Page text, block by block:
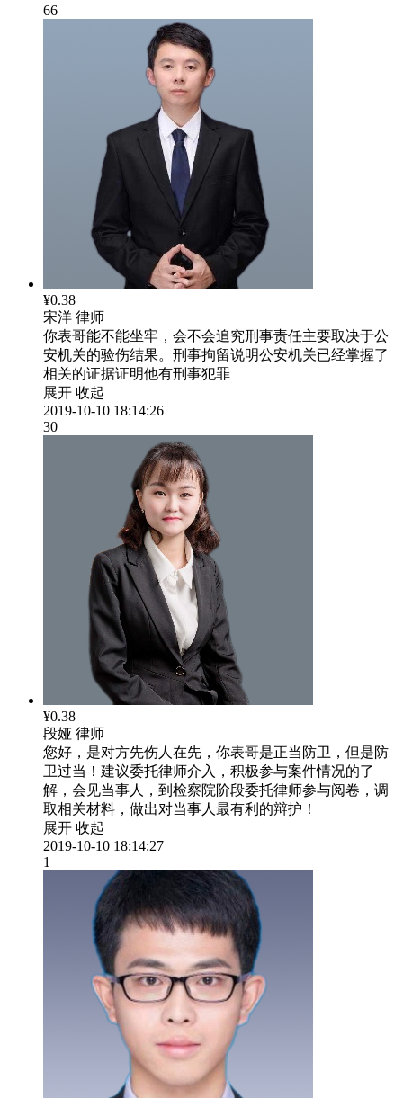
66
¥0.38
宋洋 律师
你表哥能不能坐牢，会不会追究刑事责任主要取决于公
安机关的验伤结果。刑事拘留说明公安机关已经掌握了
相关的证据证明他有刑事犯罪
展开 收起
2019-10-10 18:14:26
30
¥0.38
段娅 律师
您好，是对方先伤人在先，你表哥是正当防卫，但是防
卫过当！建议委托律师介入，积极参与案件情况的了
解，会见当事人，到检察院阶段委托律师参与阅卷，调
取相关材料，做出对当事人最有利的辩护！
展开 收起
2019-10-10 18:14:27
1